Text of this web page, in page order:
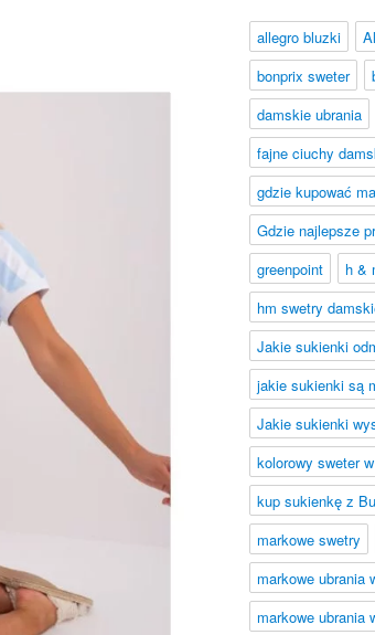
allegro bluzki
bonprix sweter
damskie ubrania
fajne ciuchy
gdzie kupować
Gdzie najlepsze
greenpoint
h &
hm swetry
Jakie sukienki
jakie sukienki są
Jakie sukienki
kolorowy sweter
kup sukienkę z
markowe swetry
markowe ubrania
markowe ubrania